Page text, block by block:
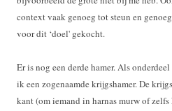
context vaak genoeg tot steun en
voor dit ‘doel' gekocht.
Er is nog een derde hamer. Als
ik een zogenaamde krijgshamer. De
kant (om iemand in harnas murw of